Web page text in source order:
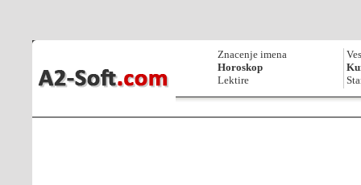
Znacenje imena
Horoskop
Lektire